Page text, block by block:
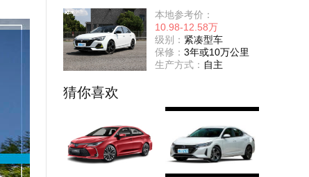
本地参考价：
10.98-12.58万
级别： 紧凑型车
保修： 3年或10万公里
生产方式： 自主
猜你喜欢